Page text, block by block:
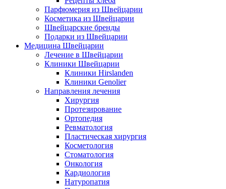
Парфюмерия из Швейцарии
Косметика из Швейцарии
Швейцарские бренды
Подарки из Швейцарии
Медицина Швейцарии
Лечение в Швейцарии
Клиники Швейцарии
Клиники Hirslanden
Клиники Genolier
Направления лечения
Хирургия
Протезирование
Ортопедия
Ревматология
Пластическая хирургия
Косметология
Стоматология
Онкология
Кардиология
Натуропатия